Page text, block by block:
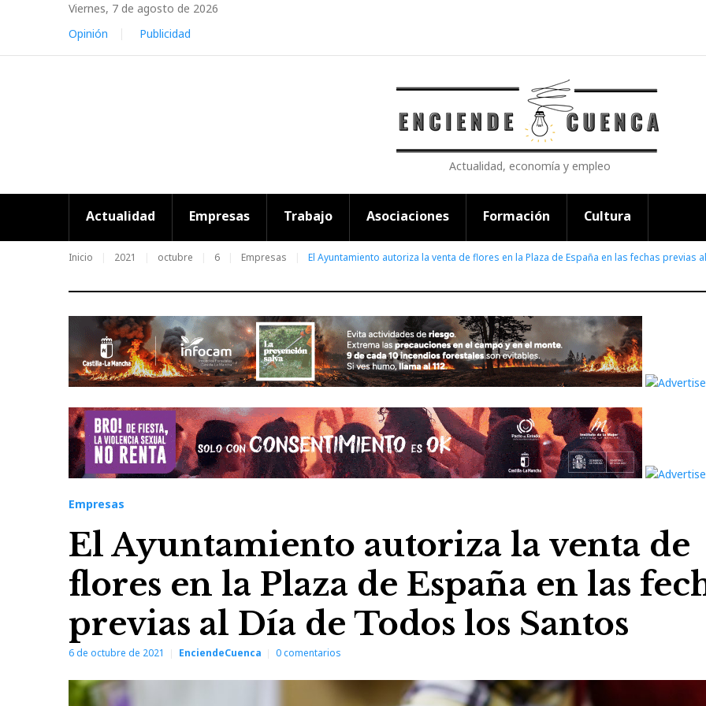
Viernes, 7 de agosto de 2026
Opinión
Publicidad
Actualidad, economía y empleo
Actualidad Empresas Trabajo Asociaciones Formación Cultura
Inicio 2021 octubre 6 Empresas El Ayuntamiento autoriza la venta de flores en la Plaza de España en las fechas previas
Empresas
El Ayuntamiento autoriza la venta de
flores en la Plaza de España en las
previas al Día de Todos los Santos
6 de octubre de 2021 EnciendeCuenca 0comentarios